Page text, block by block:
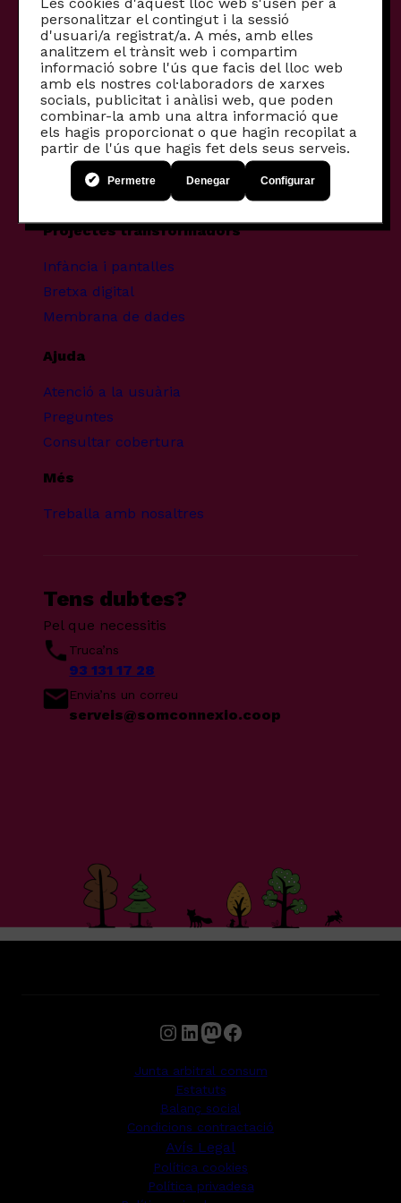
personalitzar el contingut i la sessió
d'usuari/a registrat/a. A més, amb elles
analitzem el trànsit web i compartim
informació sobre l'ús que facis del lloc web
amb els nostres col·laboradors de xarxes
socials, publicitat i anàlisi web, que poden
combinar-la amb una altra informació que
els hagis proporcionat o que hagin recopilat a
partir de l'ús que hagis fet dels seus serveis.
Permetre Denegar Configurar
Internet
Internet + mòbil
Router 5G
Altres productes
Productes per empreses
Fibra comunitària
Mòbils recondicionats
Projectes transformadors
Infància i pantalles
Bretxa digital
Membrana de dades
Ajuda
Atenció a la usuària
Preguntes
Consultar cobertura
Més
Treballa amb nosaltres
Tens dubtes?
Pel que necessitis
Truca’ns
93 131 17 28
Envia’ns un correu
serveis@somconnexio.coop
Instagram LinkedIn Mastodon Facebook
Junta arbitral consum
Estatuts
Balanç social
Condicions contractació
Avís Legal
Política cookies
Política privadesa